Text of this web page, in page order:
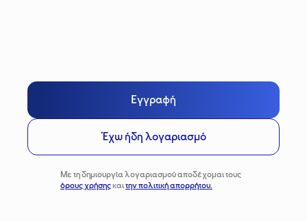
Εγγραφή
Έχω ήδη λογαριασμό
Με τη δημιουργία λογαριασμού αποδέχομαι τους
όρους χρήσηςκαιτην πολιτική απορρήτου.